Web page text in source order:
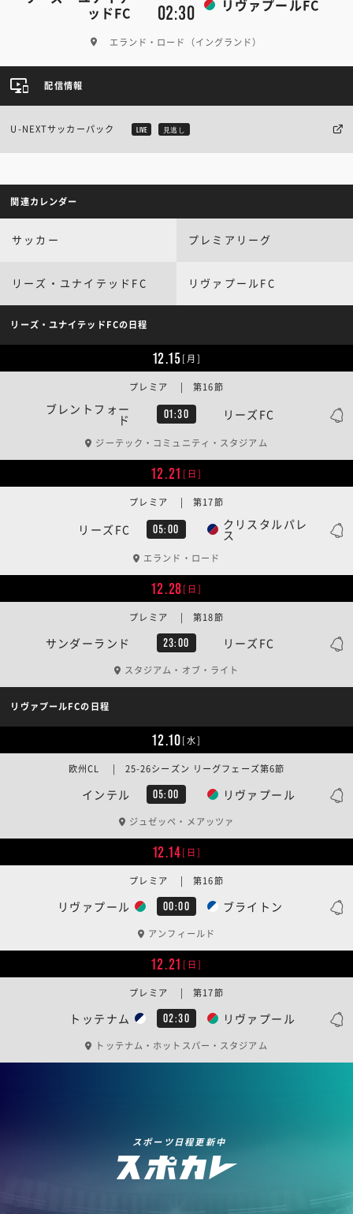
ッドFC
02:30 リヴァプールFC
エランド・ロード（イングランド）
配信情報
U-NEXTサッカーパック LIVE 見逃し
関連カレンダー
サッカー プレミアリーグ
リーズ・ユナイテッドFC リヴァプールFC
リーズ・ユナイテッドFCの日程
12.15[月]
ブレントフォー
ド 01:30 リーズFC
プレミア | 第16節
ジーテック・コミュニティ・スタジアム
12.21 [日]
リーズFC 05:00 クリスタルパレ
ス
プレミア | 第17節
エランド・ロード
12.28[日]
サンダーランド 23:00 リーズFC
プレミア | 第18節
スタジアム・オブ・ライト
リヴァプールFCの日程
12.10[水]
インテル 05:00 リヴァプール
欧州CL | 25-26シーズン リーグフェーズ第6節
ジュゼッペ・メアッツァ
12.14[日]
リヴァプール 00:00 ブライトン
プレミア | 第16節
アンフィールド
12.21 [日]
トッテナム 02:30 リヴァプール
プレミア | 第17節
トッテナム・ホットスパー・スタジアム
スポーツ日程更新中